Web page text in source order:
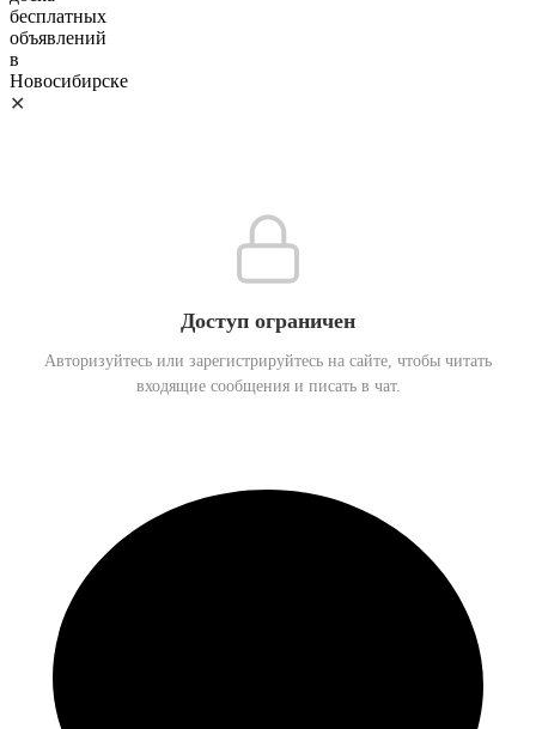
✕
Доступ ограничен
Авторизуйтесь или зарегистрируйтесь на сайте, чтобы читать
входящие сообщения и писать в чат.